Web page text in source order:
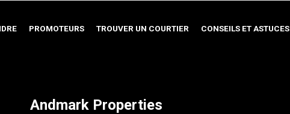
PROMOTEURS TROUVER UN COURTIER CONSEILS ET ASTUCES
Andmark Properties